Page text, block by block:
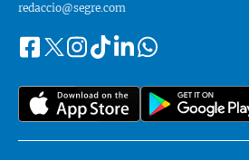
redaccio@segre.com
Segueix-
a::
FacebookInstagram
TiktokLinkedinWhatsapp